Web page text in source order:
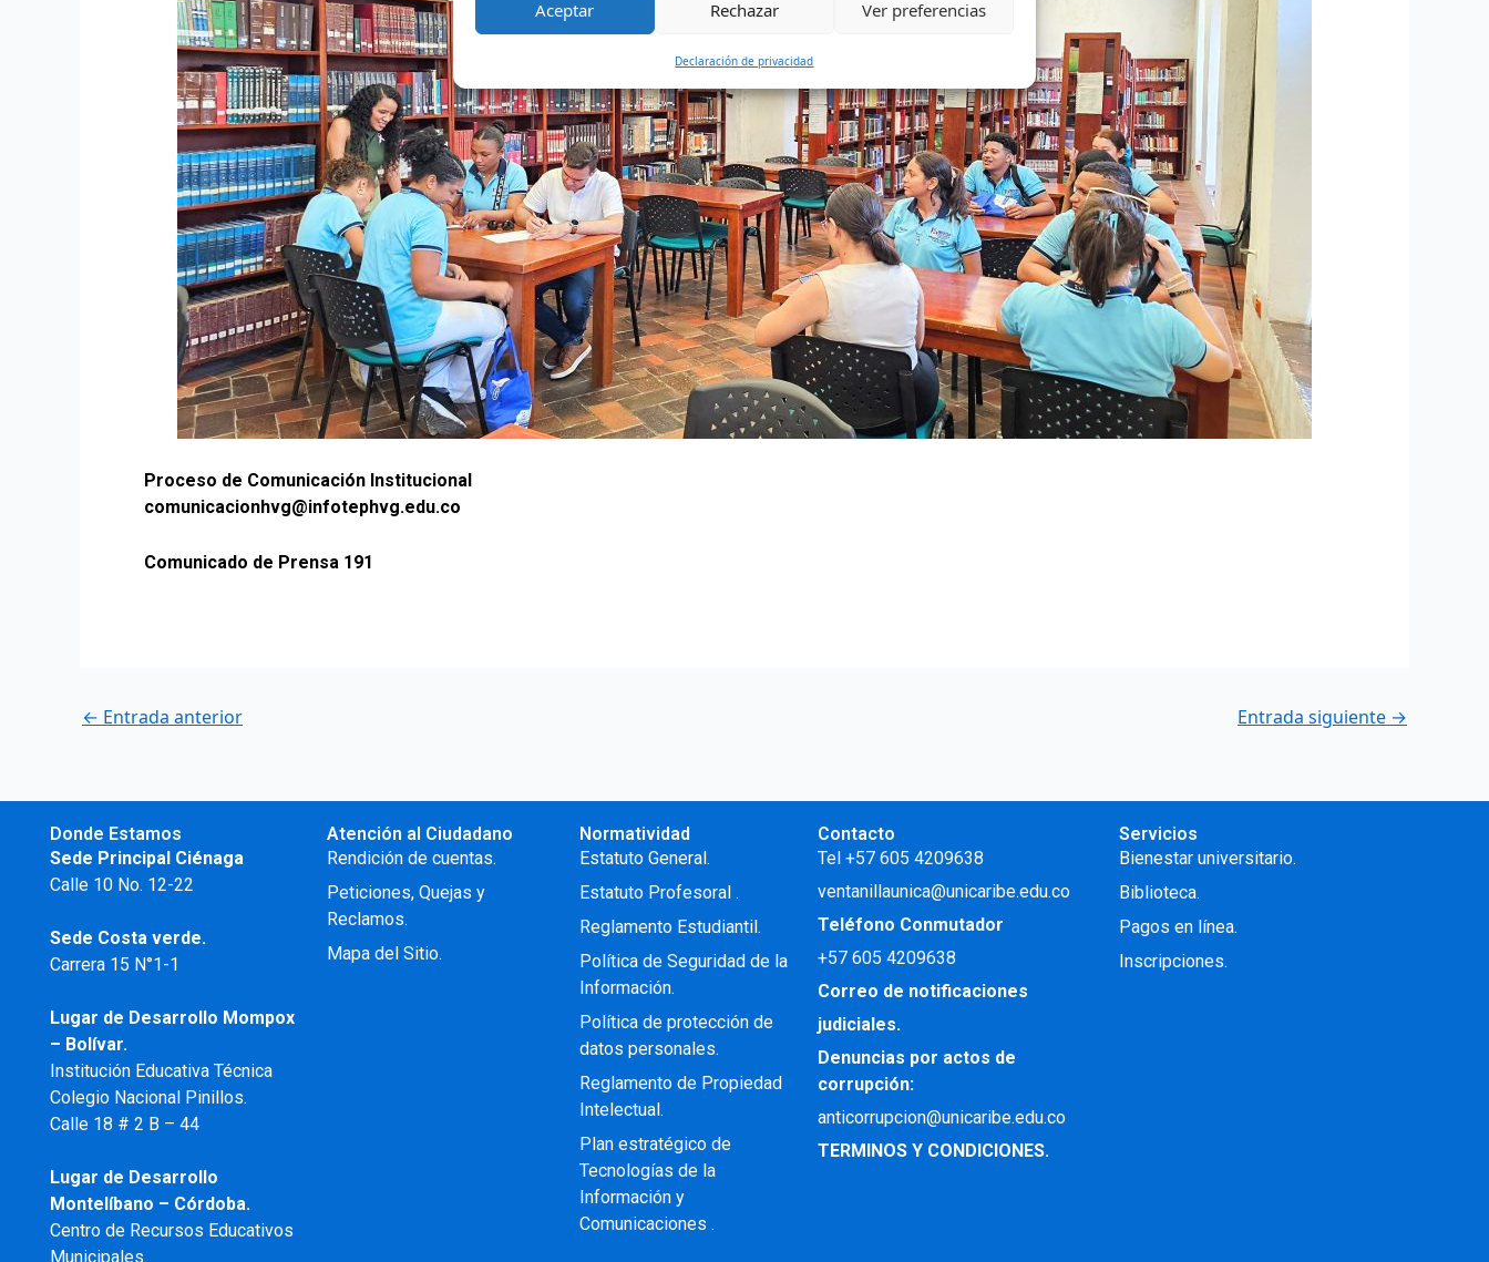
Aceptar Rechazar Ver preferencias
Declaración de privacidad
Proceso de Comunicación Institucional
comunicacionhvg@infotephvg.edu.co
Comunicado de Prensa 191
← Entrada anterior Entrada siguiente →
Donde Estamos
Sede Principal Ciénaga
Calle 10 No. 12-22
Sede Costa verde.
Carrera 15 N°1-1
Lugar de Desarrollo Mompox
– Bolívar.
Institución Educativa Técnica
Colegio Nacional Pinillos.
Calle 18 # 2 B – 44
Lugar de Desarrollo
Montelíbano – Córdoba.
Centro de Recursos Educativos
Municipales.
Atención al Ciudadano
Rendición de cuentas.
Peticiones, Quejas y
Reclamos.
Mapa del Sitio.
Normatividad
Estatuto General.
Estatuto Profesoral .
Reglamento Estudiantil.
Política de Seguridad de la
Información.
Política de protección de
datos personales.
Reglamento de Propiedad
Intelectual.
Plan estratégico de
Tecnologías de la
Información y
Comunicaciones .
Contacto
Tel +57 605 4209638
ventanillaunica@unicaribe.edu.co
Teléfono Conmutador
+57605 4209638
Correo de notificaciones
judiciales.
Denuncias por actos de
corrupción:
anticorrupcion@unicaribe.edu.co
TERMINOS Y CONDICIONES.
Servicios
Bienestar universitario.
Biblioteca.
Pagos en línea.
Inscripciones.